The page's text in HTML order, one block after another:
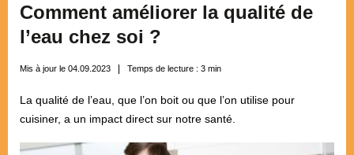
Comment améliorer la qualité de
l’eau chez soi ?
Mis à jour le 04.09.2023 Temps de lecture : 3 min
La qualité de l’eau, que l’on boit ou que l’on utilise pour
cuisiner, a un impact direct sur notre santé.